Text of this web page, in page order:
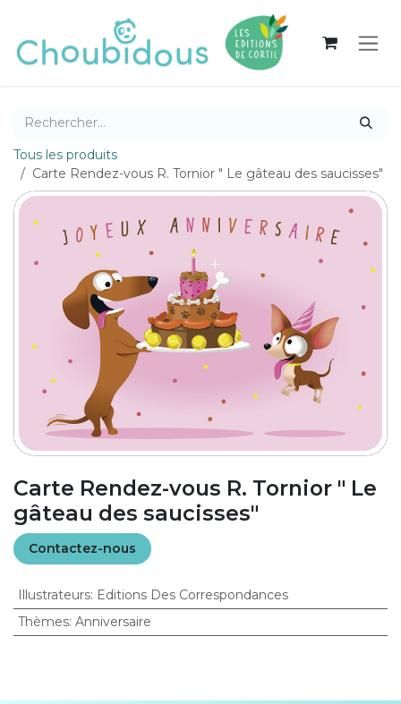
Tous les produits
Carte Rendez-vous R. Tornior " Le gâteau des saucisses"
Carte Rendez-vous R. Tornior " Le
gâteau des saucisses"
Contactez-nous
Illustrateurs: Editions Des Correspondances
Thèmes: Anniversaire